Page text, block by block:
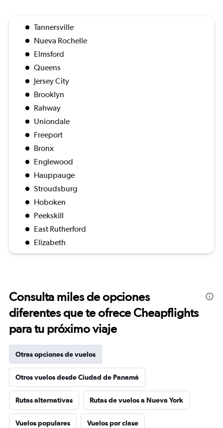
Tannersville
Nueva Rochelle
Elmsford
Queens
Jersey City
Brooklyn
Rahway
Uniondale
Freeport
Bronx
Englewood
Hauppauge
Stroudsburg
Hoboken
Peekskill
East Rutherford
Elizabeth
Consulta miles de opciones
diferentes que te ofrece Cheapflights
para tu próximo viaje
Otras opciones de vuelos
Otros vuelos desde Ciudad de Panamá
Rutas alternativas Rutas de vuelos a Nueva York
Vuelos populares Vuelos por clase